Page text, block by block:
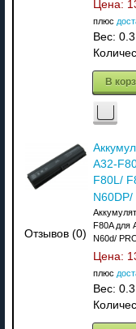
Цена:
плюс
Вес: 0.3
В
Отзывов (0)
A32-
F80L/
F80A для
N60d/
Цена:
плюс
Вес: 0.3